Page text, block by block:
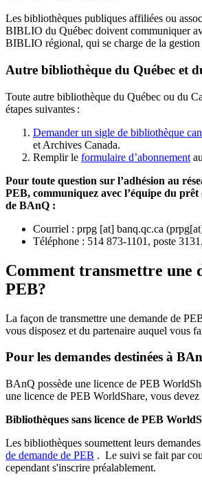
Les bibliothèques publiques affiliées ou
BIBLIO du Québec doivent communiquer
BIBLIO régional, qui se charge de la
Autre bibliothèque du Québec et
Toute autre bibliothèque du Québec ou du
étapes suivantes :
Demander un sigle de bibliothèque
et Archives Canada.
Remplir le formulaire d’abonnement
Pour toute question sur l’adhésion au
PEB, communiquez avec l’équipe du
de BAnQ :
Courriel : prpg [at] banq.qc.ca (
Téléphone : 514 873-1101, poste
Comment transmettre une
PEB?
La façon de transmettre une demande de
vous disposez et du partenaire auquel vous
Pour les demandes destinées à
BAnQ possède une licence de PEB
une licence de PEB WorldShare, vous
Bibliothèques sans licence de PEB
Les bibliothèques soumettent leurs
de demande de PEB . Le suivi se fait par
cependant s'inscrire préalablement.